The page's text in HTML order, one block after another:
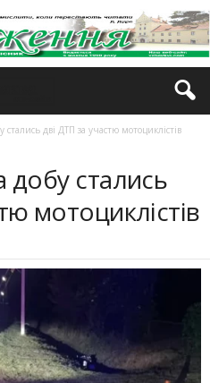
стались дві ДТП за участю мотоциклістів
добу стались
мотоциклістів